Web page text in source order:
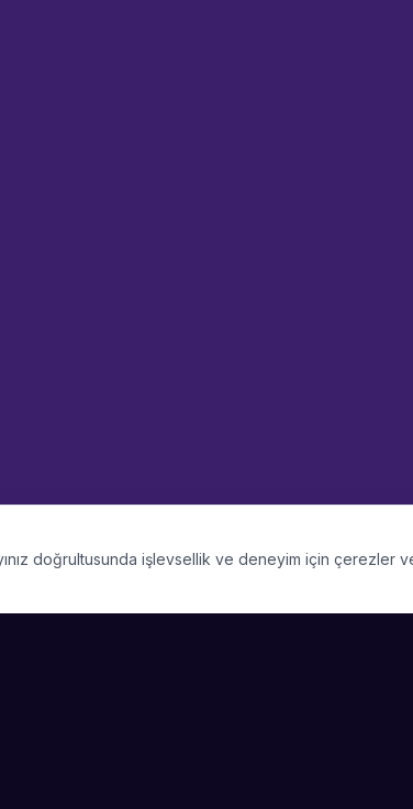
doğrultusunda işlevsellik ve deneyim için çerezler